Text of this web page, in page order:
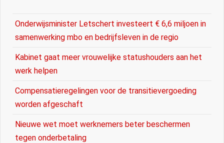
Onderwijsminister Letschert investeert € 6,6 miljoen in
samenwerking mbo en bedrijfsleven in de regio
Kabinet gaat meer vrouwelijke statushouders aan het
werk helpen
Compensatieregelingen voor de transitievergoeding
worden afgeschaft
Nieuwe wet moet werknemers beter beschermen
tegen onderbetaling